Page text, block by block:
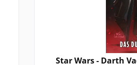
Star Wars - Darth